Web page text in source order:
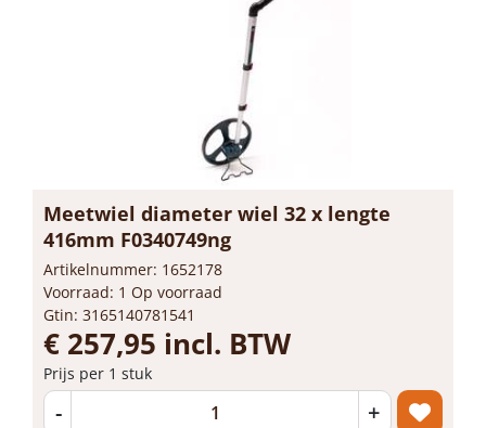
Meetwiel diameter wiel 32 x lengte
416mm F0340749ng
Artikelnummer: 1652178
Voorraad: 1 Op voorraad
Gtin: 3165140781541
€ 257,95 incl. BTW
Prijs per 1 stuk
- +